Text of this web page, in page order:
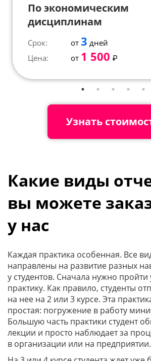
По экономическим
дисциплинам
Срок: от 3 дней
Цена:
от 1 500 ₽
Узнать
Какие виды
вы можете
у нас
Каждая практика особенная. Все
направлены на развитие разных
у студентов. Сначала нужно
практику. Как правило, студенты
на нее на 2 или 3 курсе. Эта
простая: погружение в работу
Большую часть практики студент
лекции и просто наблюдает за
в организации или на предприятии.